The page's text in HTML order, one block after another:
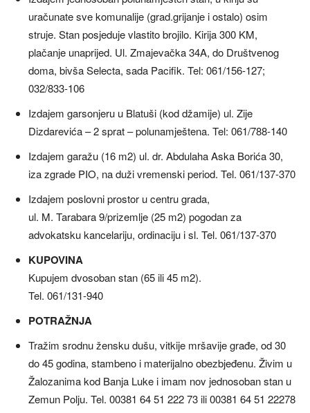
uračunate sve komunalije (grad.grijanje i ostalo) osim
struje. Stan posjeduje vlastito brojilo. Kirija 300 KM,
plačanje unaprijed. Ul. Zmajevačka 34A, do Društvenog
doma, bivša Selecta, sada Pacifik. Tel: 061/156-127;
032/833-106
Izdajem garsonjeru u Blatuši (kod džamije) ul. Zije
Dizdarevića – 2 sprat – polunamještena. Tel: 061/788-140
Izdajem garažu (16 m2) ul. dr. Abdulaha Aska Borića 30,
iza zgrade PIO, na duži vremenski period. Tel. 061/137-370
Izdajem poslovni prostor u centru grada,
ul. M. Tarabara 9/prizemlje (25 m2) pogodan za
advokatsku kancelariju, ordinaciju i sl. Tel. 061/137-370
KUPOVINA
Kupujem dvosoban stan (65 ili 45 m2).
Tel. 061/131-940
POTRAŽNJA
Tražim srodnu žensku dušu, vitkije mršavije građe, od 30
do 45 godina, stambeno i materijalno obezbjeđenu. Živim u
Žalozanima kod Banja Luke i imam nov jednosoban stan u
Zemun Polju. Tel. 00381 64 51 222 73 ili 00381 64 51 22278